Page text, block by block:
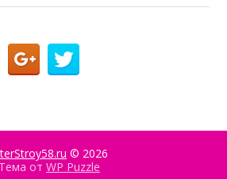
© 2026
Тема от WP Puzzle